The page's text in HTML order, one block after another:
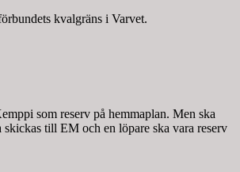
kvalgräns i Varvet.
som reserv på hemmaplan. Men ska
skickas till EM och en löpare ska vara reserv